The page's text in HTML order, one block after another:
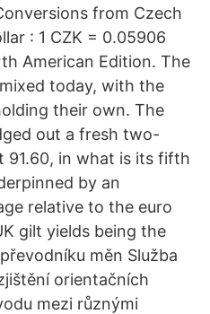
from Czech
: 1 CZK = 0.05906
American Edition. The
today, with the
their own. The
out a fresh two-
91.60, in what is its fifth
by an
relative to the euro
gilt yields being the
měn Služba
orientačních
mezi různými